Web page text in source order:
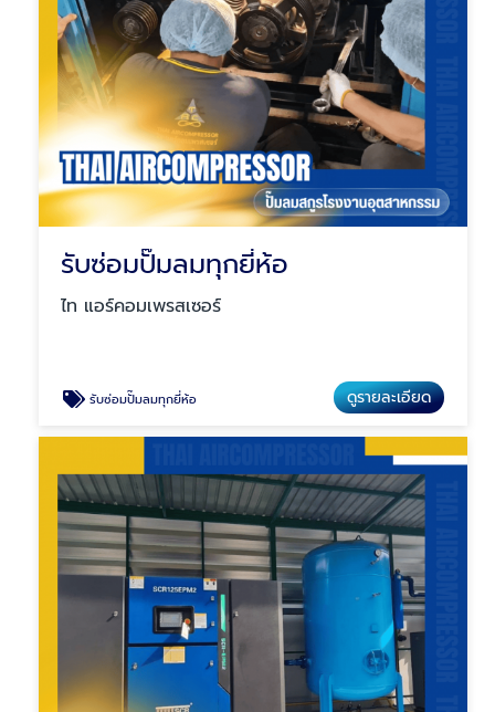
รับซ่อมปั๊มลมทุกยี่ห้อ
ไท แอร์คอมเพรสเซอร์
รับซ่อมปั๊มลมทุกยี่ห้อ ดูรายละเอียด